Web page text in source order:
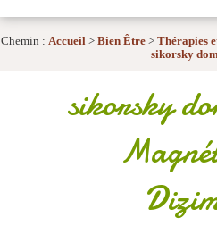
Chemin : Accueil> Bien Être> Thérapies
sikorsky
sikorsky